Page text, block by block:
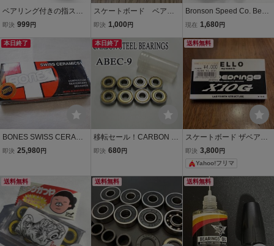
ベアリング付きの指スケ
フィンガーボード Finger
ード フィンガーボード S
即決 999円
スケートボード ベアリ
ング
即決 1,000 円
Bronson Speed Co. Beari
ng Cleaning Unit ブロン
ング ユニット スケートボ
現在 1,680 円
本日終了
BONES SWISS CERAMI
C SKATEBOARD BEARIN
ク スケートボード スケー
ト Skateskateboard
即決 25,980 円
本日終了
移転セール！CARBON S
TEEL BEARING ABEC-9
リング スケボー 返品交換
不可
即決 680 円
送料無料
スケートボード ザベアリ
ング HELLO THE BEARI
NG X10G スケボー スケ
グ 新品 未使用
即決 3,800 円
Yahoo!フリマ
送料無料 送料無料 送料無料